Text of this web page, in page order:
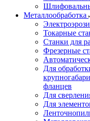
Металлообработка
Токарные
Станки для
Фрезерные
Для
фланцев
Для
Для